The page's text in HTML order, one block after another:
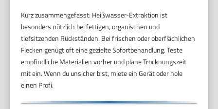
Kurz zusammengefasst: Heißwasser-Extraktion ist
besonders nützlich bei fettigen, organischen und
tiefsitzenden Rückständen. Bei frischen oder oberflächlichen
Flecken genügt oft eine gezielte Sofortbehandlung. Teste
empfindliche Materialien vorher und plane Trocknungszeit
mit ein. Wenn du unsicher bist, miete ein Gerät oder hole
einen Profi.